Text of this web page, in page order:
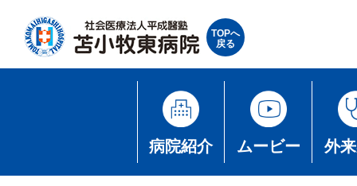
TOPへ
戻る
病院紹介 ムービー 外